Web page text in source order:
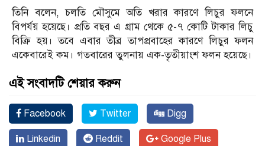
তিনি বলেন, চলতি মৌসুমে অতি খরার কারণে লিচুর ফলনে
বিপর্যয় হয়েছে। প্রতি বছর এ গ্রাম থেকে ৫-৭ কোটি টাকার লিচু
বিক্রি হয়। তবে এবার তীব্র তাপপ্রবাহের কারণে লিচুর ফলন
একেবারেই কম। গতবারের তুলনায় এক-তৃতীয়াংশ ফলন হয়েছে।
এই সংবাদটি শেয়ার করুন
Facebook Twitter Digg
Linkedin Reddit Google Plus